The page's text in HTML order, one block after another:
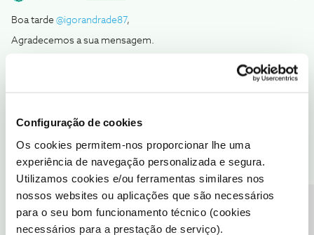
Configuração de cookies
Os cookies permitem-nos proporcionar lhe uma
experiência de navegação personalizada e segura.
Utilizamos cookies e/ou ferramentas similares nos
nossos websites ou aplicações que são necessários
para o seu bom funcionamento técnico (cookies
necessários para a prestação de serviço).
Boa tarde ​ @igorandrade87,
Agradecemos a sua mensagem.
Obrigado
Ajude a comunidade a encontrar informação relevante. Marque
Siga os perfis da moderação, através da opção "Seguir", para estar
sempre a par das ultimas novidades.